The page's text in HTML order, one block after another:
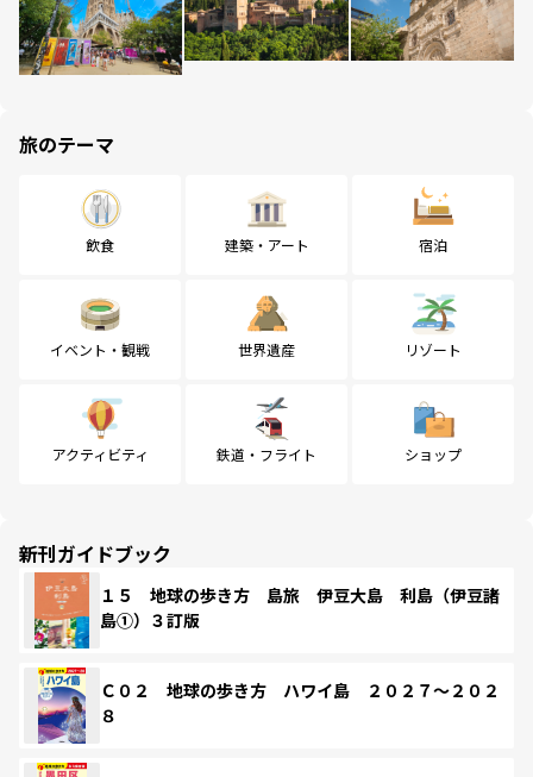
旅のテーマ
飲食 建築・アート 宿泊
イベント・観戦 世界遺産 リゾート
アクティビティ 鉄道・フライト ショップ
新刊ガイドブック
１５ 地球の歩き方 島旅 伊豆大島 利島（伊豆諸
島①）３訂版
Ｃ０２ 地球の歩き方 ハワイ島 ２０２７～２０２
８